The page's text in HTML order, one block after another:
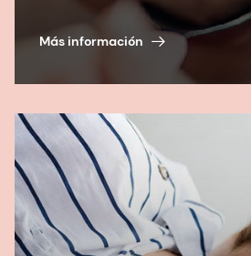
Más información